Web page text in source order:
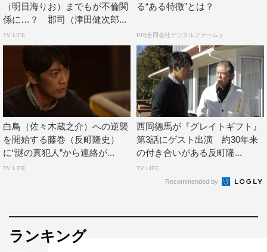
に“死のフラグ”を立てられる登場人物とは。最強ならぬ
最“凶”コンビ、闇堕ち一直線の白鳥＆裏切りドクター・郡
司の“飽くなき暴走”と“最強コンビ”藤巻＆久留米の対立は
どんな局面に向かって舵を切るのか。どこまでも渦巻く嫉
妬と裏切り、そして今回も最後の最後に待ち受ける、古今
未曽有の新局面に期待が高まる。
（明日海りお）までもが不倫関
係に…？ 郡司（津田健次郎...
TV LIFE
る“ある特徴”とは？
PR(合同会社デジタルファーム )
白鳥（佐々木蔵之介）への逆襲
を開始する藤巻（反町隆史）
に“謎の真犯人”から連絡が...
TV LIFE
西岡德馬が『グレイトギフト』
第3話にゲスト出演 約30年来
の付き合いがある反町隆...
TV LIFE
Recommended by
ランキング